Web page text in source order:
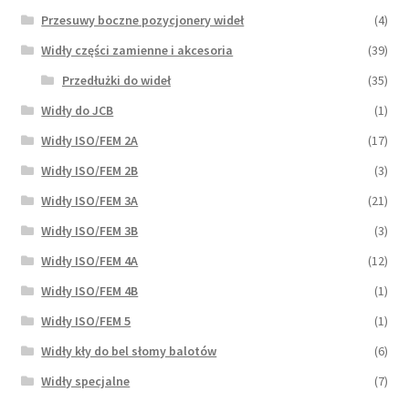
Przesuwy boczne pozycjonery wideł
(4)
Widły części zamienne i akcesoria
(39)
Przedłużki do wideł
(35)
Widły do JCB
(1)
Widły ISO/FEM 2A
(17)
Widły ISO/FEM 2B
(3)
Widły ISO/FEM 3A
(21)
Widły ISO/FEM 3B
(3)
Widły ISO/FEM 4A
(12)
Widły ISO/FEM 4B
(1)
Widły ISO/FEM 5
(1)
Widły kły do bel słomy balotów
(6)
Widły specjalne
(7)